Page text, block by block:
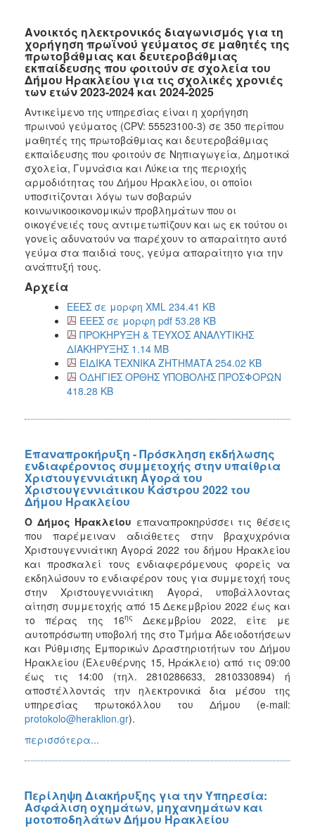
Ανοικτός ηλεκτρονικός διαγωνισμός για τη
χορήγηση πρωϊνού γεύματος σε μαθητές της
πρωτοβάθμιας και δευτεροβάθμιας
εκπαίδευσης που φοιτούν σε σχολεία του
Δήμου Ηρακλείου για τις σχολικές χρονιές
των ετών 2023-2024 και 2024-2025
Αντικείμενο της υπηρεσίας είναι η χορήγηση
πρωινού γεύματος (CPV: 55523100-3) σε 350 περίπου
μαθητές της πρωτοβάθμιας και δευτεροβάθμιας
εκπαίδευσης που φοιτούν σε Νηπιαγωγεία, Δημοτικά
σχολεία, Γυμνάσια και Λύκεια της περιοχής
αρμοδιότητας του Δήμου Ηρακλείου, οι οποίοι
υποσιτίζονται λόγω των σοβαρών
κοινωνικοοικονομικών προβλημάτων που οι
οικογένειές τους αντιμετωπίζουν και ως εκ τούτου οι
γονείς αδυνατούν να παρέχουν το απαραίτητο αυτό
γεύμα στα παιδιά τους, γεύμα απαραίτητο για την
ανάπτυξή τους.
Αρχεία
ΕΕΕΣ σε μορφη XML 234.41 KB
ΕΕΕΣ σε μορφη pdf 53.28 KB
ΠΡΟΚΗΡΥΞΗ & ΤΕΥΧΟΣ ΑΝΑΛΥΤΙΚΗΣ
ΔΙΑΚΗΡΥΞΗΣ 1.14 MB
ΕΙΔΙΚΑ ΤΕΧΝΙΚΑ ΖΗΤΗΜΑΤΑ 254.02 KB
ΟΔΗΓΙΕΣ ΟΡΘΗΣ ΥΠΟΒΟΛΗΣ ΠΡΟΣΦΟΡΩΝ
418.28 KB
Επαναπροκήρυξη - Πρόσκληση εκδήλωσης
ενδιαφέροντος συμμετοχής στην υπαίθρια
Χριστουγεννιάτικη Αγορά του
Χριστουγεννιάτικου Κάστρου 2022 του
Δήμου Ηρακλείου
Ο Δήμος Ηρακλείου επαναπροκηρύσσει τις θέσεις
που παρέμειναν αδιάθετες στην βραχυχρόνια
Χριστουγεννιάτικη Αγορά 2022 του δήμου Ηρακλείου
και προσκαλεί τους ενδιαφερόμενους φορείς να
εκδηλώσουν το ενδιαφέρον τους για συμμετοχή τους
στην Χριστουγεννιάτικη Αγορά, υποβάλλοντας
αίτηση συμμετοχής από 15 Δεκεμβρίου 2022 έως και
το πέρας της 16ης
Δεκεμβρίου 2022, είτε με
αυτοπρόσωπη υποβολή της στο Τμήμα Αδειοδοτήσεων
και Ρύθμισης Εμπορικών Δραστηριοτήτων του Δήμου
Ηρακλείου (Ελευθέρνης 15, Ηράκλειο) από τις 09:00
έως τις 14:00 (τηλ. 2810286633, 2810330894) ή
αποστέλλοντάς την ηλεκτρονικά δια μέσου της
υπηρεσίας πρωτοκόλλου του Δήμου (e-mail:
protokolo@heraklion.gr).
περισσότερα...
Περίληψη Διακήρυξης για την Υπηρεσία:
Ασφάλιση οχημάτων, μηχανημάτων και
μοτοποδηλάτων Δήμου Ηρακλείου